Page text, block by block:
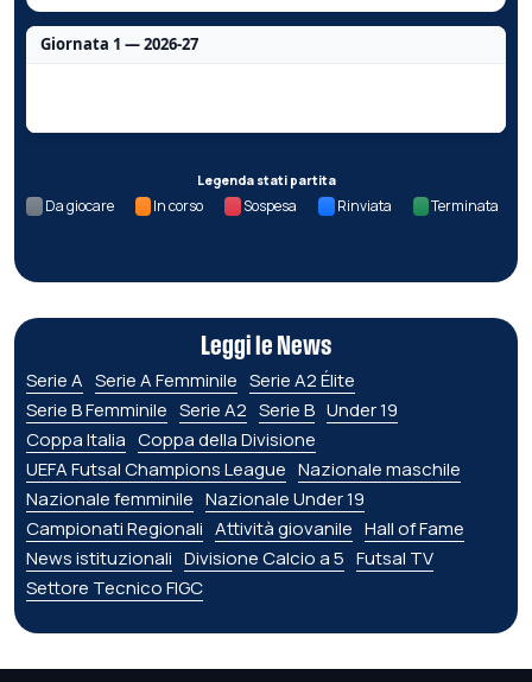
Giornata 1 — 2026-27
Legenda stati partita
Da giocare In corso Sospesa Rinviata Terminata
Leggi le News
Serie A Serie A Femminile Serie A2 Élite
Serie B Femminile Serie A2 Serie B Under 19
Coppa Italia Coppa della Divisione
UEFA Futsal Champions League Nazionale maschile
Nazionale femminile Nazionale Under 19
Campionati Regionali Attività giovanile Hall of Fame
News istituzionali Divisione Calcio a 5 Futsal TV
Settore Tecnico FIGC